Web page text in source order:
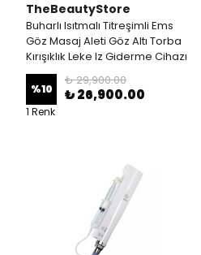
TheBeautyStore
Buharlı Isıtmalı Titreşimli Ems
Göz Masaj Aleti Göz Altı Torba
Kırışıklık Leke Iz Giderme Cihazı
%10
₺ 29,900.00
₺ 26,900.00
1 Renk